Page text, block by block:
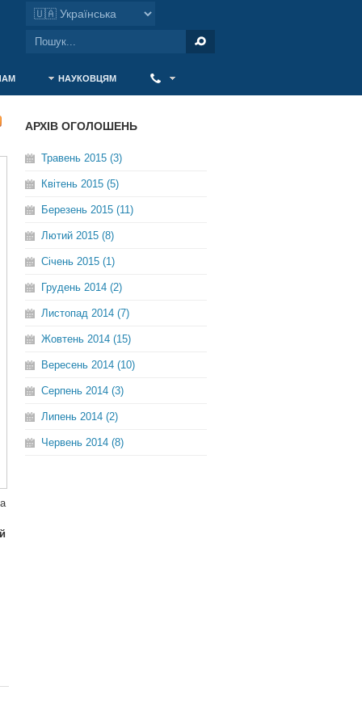
НАУКОВЦЯМ
АРХІВ ОГОЛОШЕНЬ
Травень 2015 (3)
Квітень 2015 (5)
Березень 2015 (11)
Лютий 2015 (8)
Січень 2015 (1)
Грудень 2014 (2)
Листопад 2014 (7)
Жовтень 2014 (15)
Вересень 2014 (10)
Серпень 2014 (3)
Липень 2014 (2)
Червень 2014 (8)